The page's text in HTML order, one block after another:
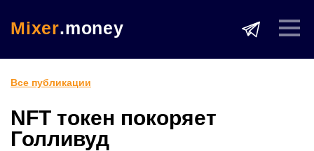
Mixer.money
Все публикации
NFT токен покоряет
Голливуд